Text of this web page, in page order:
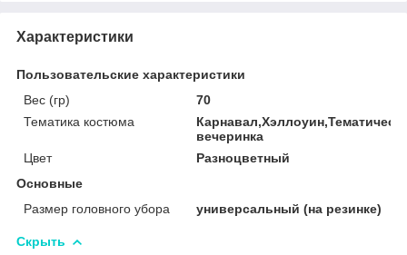
Характеристики
Пользовательские характеристики
Вес (гр)
70
Тематика костюма
вечеринка
Цвет
Разноцветный
Основные
Размер головного убора
универсальный (на резинке)
Скрыть